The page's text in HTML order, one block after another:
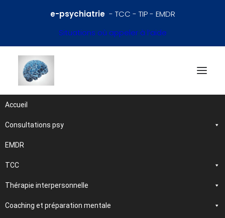
e-psychiatrie- TCC - TIP - EMDR
Situations où appeler à l’aide
Accueil
Consultations psy
EMDR
TCC
Thérapie interpersonnelle
Coaching et préparation mentale
et santé mentale
Traitements et
psychothérapies